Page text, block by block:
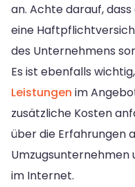
an. Achte darauf,
eine
des Unternehmens
Es ist ebenfalls
Leistungen im
zusätzliche Kosten
über die Erfahrungen
im Internet.